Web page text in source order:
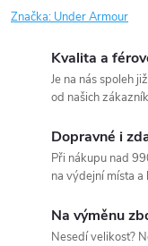
Značka: Under Armour
Kvalita a
Je na nás spoleh
od našich
Dopravné i
Při nákupu nad
na výdejní místa a
Na výměnu
Nesedí velikost?